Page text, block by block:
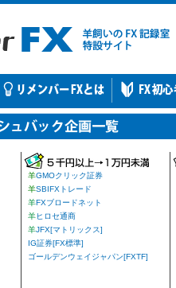
羊GMOクリック証券
羊SBIFXトレード
羊FXブロードネット
羊ヒロセ通商
羊JFX[マトリックス]
IG証券[FX標準]
ゴールデンウェイジャパン[FXTF]